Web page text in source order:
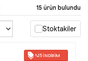
15 ürün bulundu
Stoktakiler
%15 İNDIRIM